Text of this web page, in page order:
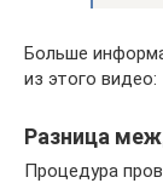
Больше
из этого видео:
Разница
Процедура